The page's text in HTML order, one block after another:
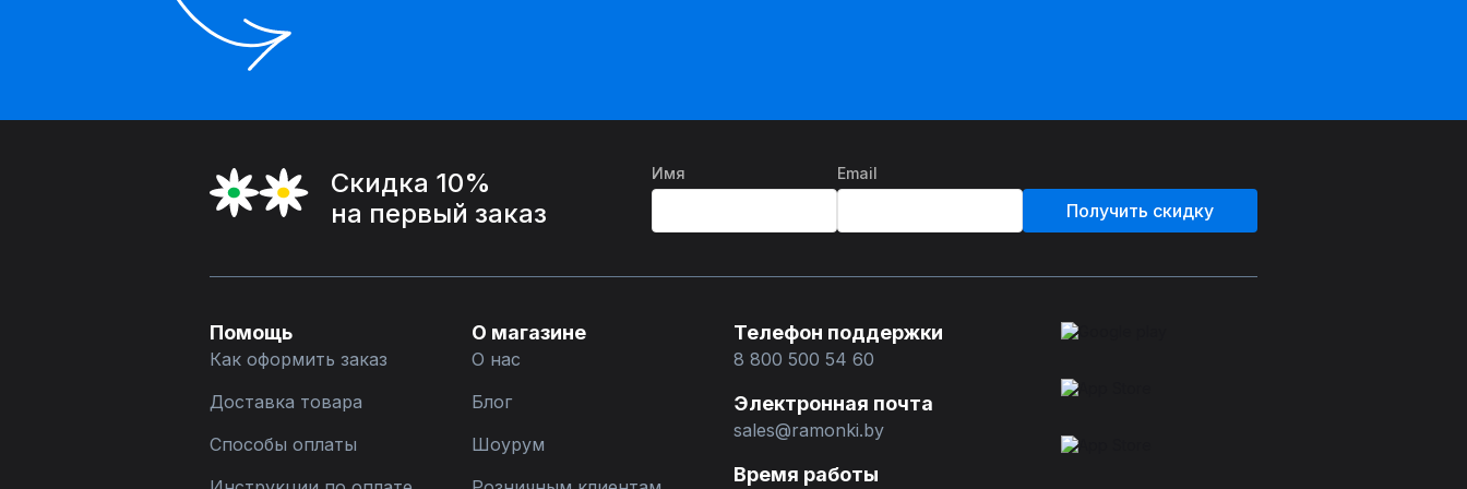
Скидка 10%
на первый заказ
Имя Email
Получить скидку
Помощь
Как оформить заказ
Доставка товара
Способы оплаты
О магазине
О нас
Блог
Шоурум
Телефон поддержки
8 800 500 54 60
Электронная почта
sales@ramonki.by
Время работы